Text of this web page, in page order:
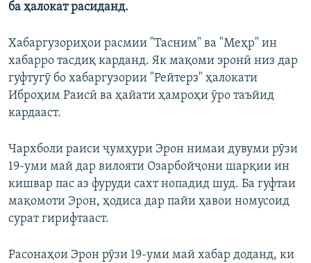
ба ҳалокат расиданд.
Хабаргузориҳои расмии "Тасним" ва "Меҳр" ин
хабарро тасдиқ карданд. Як мақоми эронӣ низ дар
гуфтугӯ бо хабаргузории "Рейтерз" ҳалокати
Иброҳим Раисӣ ва ҳайати ҳамроҳи ӯро таъйид
кардааст.
Чархболи раиси ҷумҳури Эрон нимаи дувуми рӯзи
19-уми май дар вилояти Озарбойҷони шарқии ин
кишвар пас аз фуруди сахт нопадид шуд. Ба гуфтаи
мақомоти Эрон, ҳодиса дар пайи ҳавои номусоид
сурат гирифтааст.
Расонаҳои Эрон рӯзи 19-уми май хабар доданд, ки